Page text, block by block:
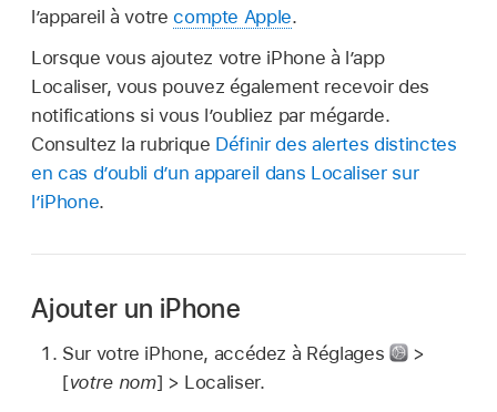
l’appareil à votrecompte Apple.
Lorsque vous ajoutez votre iPhone à l’app
Localiser, vous pouvez également recevoir des
notifications si vous l’oubliez par mégarde.
Consultez la rubrique Définir des alertes distinctes
en cas d’oubli d’un appareil dans Localiser sur
l’iPhone.
Ajouter un iPhone
Sur votre iPhone, accédez à Réglages
>
[votre nom] > Localiser.